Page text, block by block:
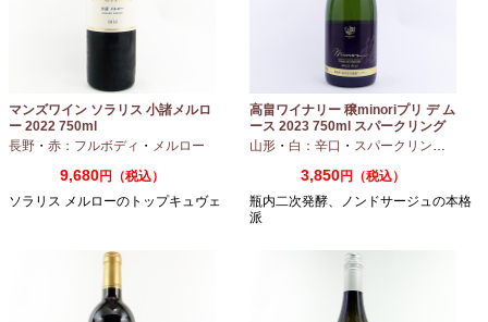
マンズワイン ソラリス 小諸メルロ
ー 2022 750ml
長野 ・ 赤：フルボディ ・ メルロー
9,680円（税込）
ソラリス メルローのトップキュヴェ
高畠ワイナリー 穣minoriプリ デ ム
ース 2023 750ml スパークリング
ワイン
山形 ・ 白：辛口 ・ スパークリングワイン
3,850円（税込）
瓶内二次発酵、ノンドサージュの本格
派